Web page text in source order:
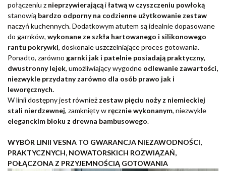
połączeniu z nieprzywierającąiłatwąw czyszczeniu powłoką
stanowią bardzo odporny na codzienne użytkowanie zestaw
naczyń kuchennych. Dodatkowym atutem są idealnie dopasowane
do garnków, wykonane ze szkła hartowanego i silikonowego
rantu pokrywki, doskonale uszczelniające proces gotowania.
Ponadto, zarówno garnki jak i patelnie posiadają praktyczny,
dwustronny lejek, umożliwiający wygodne odlewanie zawartości,
niezwykle przydatny zarówno dla osób prawo jak i
leworęcznych.
W linii dostępny jest również zestaw pięciu noży z niemieckiej
stali nierdzewnej, zamknięty w ręcznie wykonanym, niezwykle
eleganckim bloku z drewna bambusowego.
WYBÓR LINII VESNA TO GWARANCJA NIEZAWODNOŚCI,
PRAKTYCZNYCH, NOWATORSKICH ROZWIĄZAŃ,
POŁĄCZONA Z PRZYJEMNOŚCIĄ GOTOWANIA